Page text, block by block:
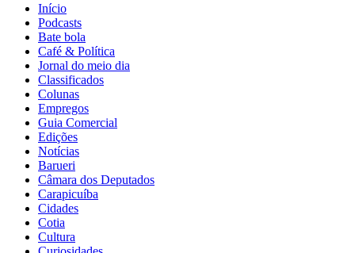
Início
Podcasts
Bate bola
Café & Política
Jornal do meio dia
Classificados
Colunas
Empregos
Guia Comercial
Edições
Notícias
Barueri
Câmara dos Deputados
Carapicuíba
Cidades
Cotia
Cultura